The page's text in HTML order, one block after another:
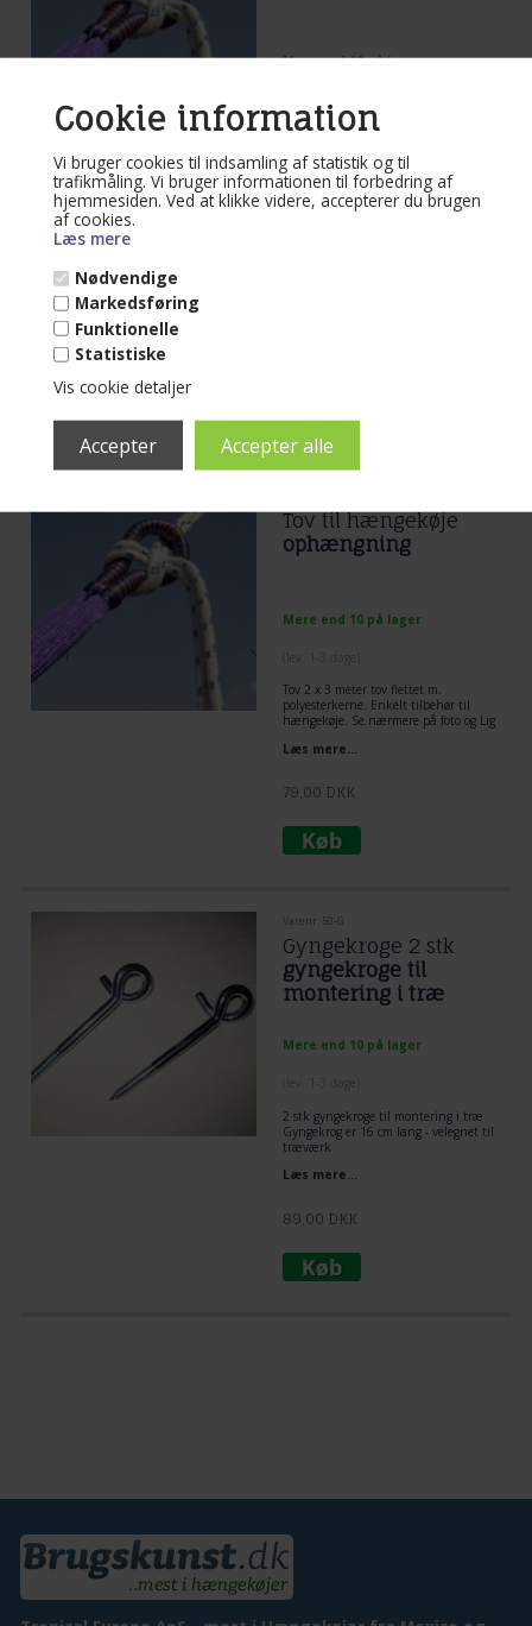
Cookie information
Vi bruger cookies til indsamling af statistik og til
trafikmåling. Vi bruger informationen til forbedring af
hjemmesiden. Ved at klikke videre, accepterer du brugen
af cookies.
Læs mere
Nødvendige
Markedsføring
Funktionelle
Statistiske
Vis cookie detaljer
Mere end 10 på lager
Tov 2 x 3 meter tov flettet m.
hængekøje. Se nærmere på foto og Lig
tov dobbelt omkring træ og lav et
flagknob mellem hængekøje og tov.
Den mest enkelt og praktiske løsning
Læs mere...
Kunder købte også
Tov til hængekøje
ophængning
Mere end 10 på lager
Tov 2 x 3 meter tov flettet m.
polyesterkerne. Enkelt tilbehør til
hængekøje. Se nærmere på foto og Lig
flagknob mellem hængekøje og tov.
Læs mere...
79,00 DKK
Varenr. 50-G
Gyngekroge 2 stk
gyngekroge til
montering i træ
Mere end 10 på lager
2 stk gyngekroge til montering i træ
Gyngekrog er 16 cm lang - velegnet til
træværk
1 cm diameter
Læs mere...
89,00 DKK